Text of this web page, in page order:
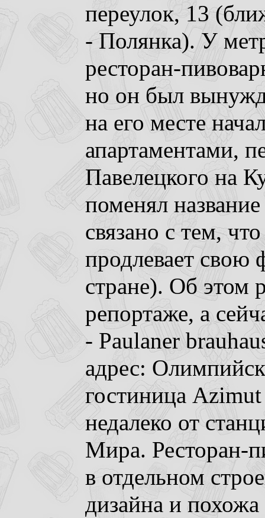
переулок, 13
- Полянка). У
ресторан-
но он был
на его месте
апартаментами,
Павелецкого на
поменял
связано с тем,
продлевает
стране). Об этом
репортаже, а
- Paulaner
адрес:
гостиница
недалеко от
Мира. Ресторан-
в отдельном
дизайна и